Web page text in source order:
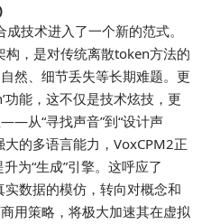
技术进入了一个新的范式。
构，是对传统离散token方法的
然、细节丢失等长期难题。更
功能，这不仅是技术炫技，更
从“寻找声音”到“设计声
的多语言能力，VoxCPM2正
为“生成”引擎。这呼应了
数据的模仿，转向对概念和
用策略，将极大加速其在虚拟